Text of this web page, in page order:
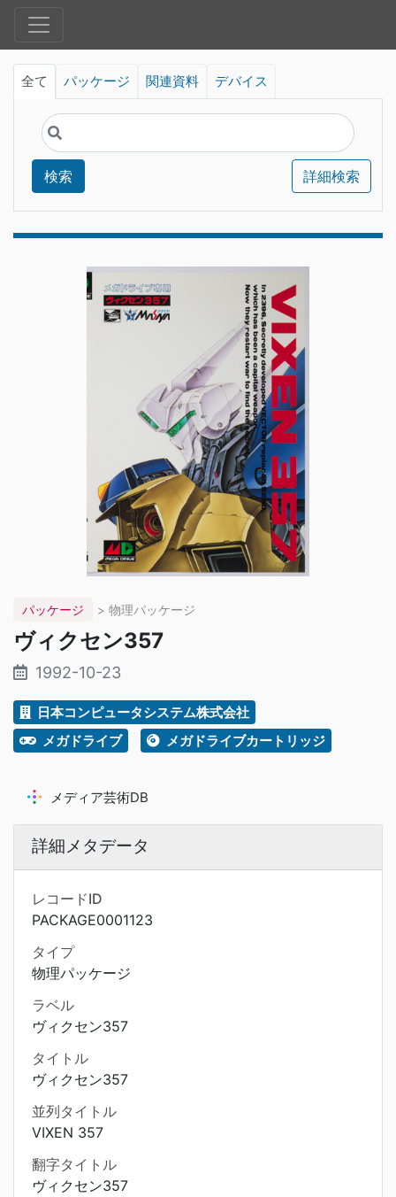
全て パッケージ 関連資料 デバイス
検索 詳細検索
パッケージ > 物理パッケージ
ヴィクセン357
1992-10-23
日本コンピュータシステム株式会社
メガドライブ
メガドライブカートリッジ
メディア芸術DB
詳細メタデータ
レコードID
PACKAGE0001123
タイプ
物理パッケージ
ラベル
ヴィクセン357
タイトル
ヴィクセン357
並列タイトル
VIXEN 357
翻字タイトル
ヴィクセン357